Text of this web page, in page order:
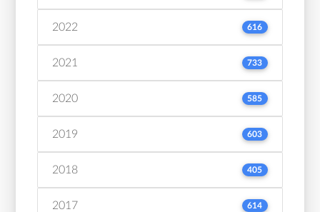
2022 616
2021 733
2020 585
2019 603
2018 405
2017 614